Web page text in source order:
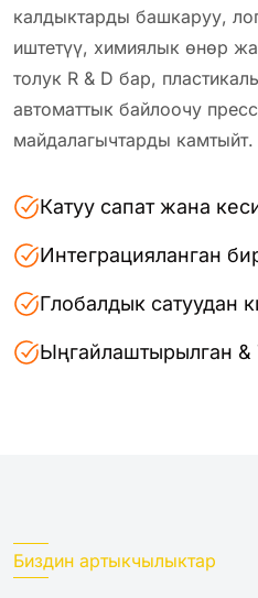
калдыктарды башкаруу,
иштетүү, химиялык өнөр
толук R & D бар,
автоматтык байлоочу
майдалагычтарды
Катуу сапат жана
Интеграцияланган
Глобалдык сатуудан
Ыңгайлаштырылган &
Биздин артыкчылыктар